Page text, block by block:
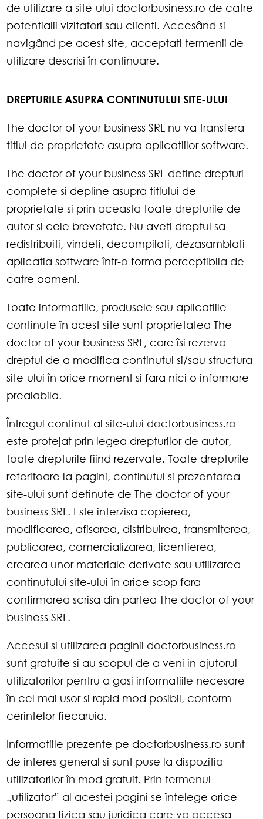
de utilizare a site-ului doctorbusiness.ro de catre
potentialii vizitatori sau clienti. Accesând si
navigând pe acest site, acceptati termenii de
utilizare descrisi în continuare.
DREPTURILE ASUPRA CONTINUTULUI SITE-ULUI
The doctor of your business SRL nu va transfera
titlul de proprietate asupra aplicatiilor software.
The doctor of your business SRL detine drepturi
complete si depline asupra titlului de
proprietate si prin aceasta toate drepturile de
autor si cele brevetate. Nu aveti dreptul sa
redistribuiti, vindeti, decompilati, dezasamblati
aplicatia software într-o forma perceptibila de
catre oameni.
Toate informatiile, produsele sau aplicatiile
continute în acest site sunt proprietatea The
doctor of your business SRL, care îsi rezerva
dreptul de a modifica continutul si/sau structura
site-ului în orice moment si fara nici o informare
prealabila.
Întregul continut al site-ului doctorbusiness.ro
este protejat prin legea drepturilor de autor,
toate drepturile fiind rezervate. Toate drepturile
referitoare la pagini, continutul si prezentarea
site-ului sunt detinute de The doctor of your
business SRL. Este interzisa copierea,
modificarea, afisarea, distribuirea, transmiterea,
publicarea, comercializarea, licentierea,
crearea unor materiale derivate sau utilizarea
continutului site-ului în orice scop fara
confirmarea scrisa din partea The doctor of your
business SRL.
Accesul si utilizarea paginii doctorbusiness.ro
sunt gratuite si au scopul de a veni in ajutorul
utilizatorilor pentru a gasi informatiile necesare
în cel mai usor si rapid mod posibil, conform
cerintelor fiecaruia.
Informatiile prezente pe doctorbusiness.ro sunt
de interes general si sunt puse la dispozitia
utilizatorilor în mod gratuit. Prin termenul
„utilizator” al acestei pagini se întelege orice
persoana fizica sau juridica care va accesa